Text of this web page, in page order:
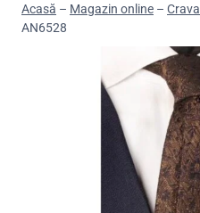
Acasă – Magazin online –
AN6528